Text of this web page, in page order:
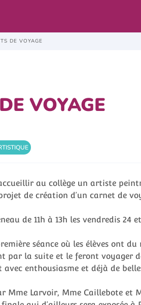
DE VOYAGE
VOYAGE
au collège un artiste
de création d’un carnet de
de 11h à 13h les vendredis 24
séance où les élèves ont du
par la suite et le feront voyager
enthousiasme et déjà de
Mme Larvoir, Mme Caillebote et